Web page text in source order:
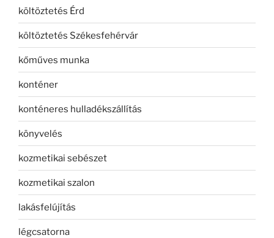
költöztetés Érd
költöztetés Székesfehérvár
kőműves munka
konténer
konténeres hulladékszállítás
könyvelés
kozmetikai sebészet
kozmetikai szalon
lakásfelújítás
légcsatorna